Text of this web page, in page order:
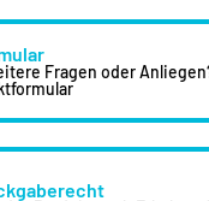
Fragen oder